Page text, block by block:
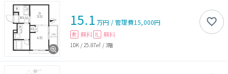
15.1 万円 /管理費15,000円
敷 無料 礼 無料
1DK / 25.87㎡ /3階